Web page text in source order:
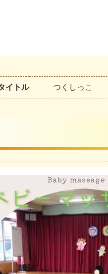
イトル つ く し っ こ